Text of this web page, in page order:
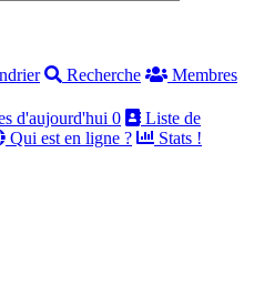
Recherche
Membres
d'aujourd'hui 0
Liste de
Qui est en ligne ?
Stats !